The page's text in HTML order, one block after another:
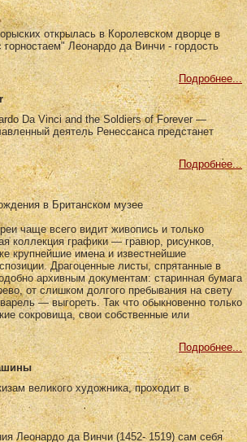
открылась в Королевском дворце в
Леонардо да Винчи - гордость
Подробнее...
Da Vinci and the Soldiers of Forever —
деятель Ренессанса предстанет
Подробнее...
в Британском музее
чаще всего видит живопись и только
коллекция графики — гравюр, рисунков,
крупнейшие имена и известнейшие
Драгоценные листы, спрятанные в
архивным документам: старинная бумага
от слишком долгого пребывания на свету
— выгореть. Так что обыкновенно только
сокровища, свои собственные или
Подробнее...
великого художника, проходит в
Леонардо да Винчи (1452- 1519) сам себя